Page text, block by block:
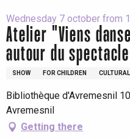
Wednesday 7 october from
Atelier "Viens
autour du spectacle
SHOW FOR CHILDREN CULTURAL
Bibliothèque d'Avremesnil
Avremesnil
Getting there